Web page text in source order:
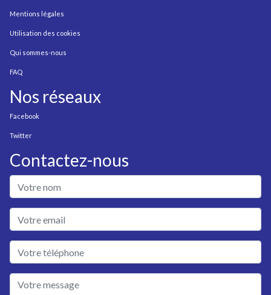
Mentions légales
Utilisation des cookies
Qui sommes-nous
FAQ
Nos réseaux
Facebook
Twitter
Contactez-nous